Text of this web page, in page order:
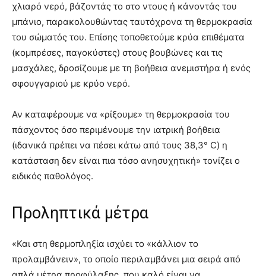
χλιαρό νερό, βάζοντάς το στο ντους ή κάνοντάς του
μπάνιο, παρακολουθώντας ταυτόχρονα τη θερμοκρασία
του σώματός του. Επίσης τοποθετούμε κρύα επιθέματα
(κομπρέσες, παγοκύστες) στους βουβώνες και τις
μασχάλες, δροσίζουμε με τη βοήθεια ανεμιστήρα ή ενός
σφουγγαριού με κρύο νερό.
Αν καταφέρουμε να «ρίξουμε» τη θερμοκρασία του
πάσχοντος όσο περιμένουμε την ιατρική βοήθεια
(ιδανικά πρέπει να πέσει κάτω από τους 38,3° C) η
κατάσταση δεν είναι πια τόσο ανησυχητική» τονίζει ο
ειδικός παθολόγος.
Προληπτικά μέτρα
«Και στη θερμοπληξία ισχύει το «κάλλιον το
προλαμβάνειν», το οποίο περιλαμβάνει μια σειρά από